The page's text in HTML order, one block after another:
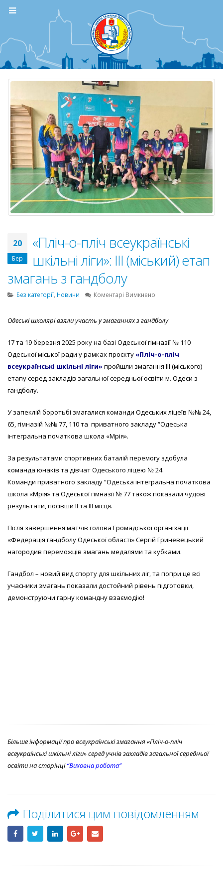
20
Бер
«Пліч-о-пліч всеукраїнські
шкільні ліги»: ІІІ (міський) етап
змагань з гандболу
Без категорії, Новини Коментарі Вимкнено
пліч
шкільні
ліги»:
ІІІ
гандболу
Одеські школярі взяли участь у змаганнях згандболу
17 та 19 березня 2025 року на базі Одеської гімназії № 110
Одеської міської ради у рамках проєкту «Пліч-о-пліч
всеукраїнські шкільні ліги» пройшли змагання IIІ (міського)
етапу серед закладів загальної середньої освіти м. Одеси з
гандболу.
У запеклій боротьбі змагалися команди Одеських ліцеїв №№ 24,
65, гімназій №№ 77, 110 та приватного закладу “Одеська
інтегральна початкова школа «Мрія».
За результатами спортивних баталій перемогу здобула
команда юнаків та дівчат Одеського ліцею № 24.
Команди приватного закладу “Одеська інтегральна початкова
школа «Мрія» та Одеської гімназії № 77 також показали чудові
результати, посівши II та III місця.
Після завершення матчів голова Громадської організації
«Федерація гандболу Одеської області» Сергій Гриневецький
нагородив переможців змагань медалями та кубками.
Гандбол – новий вид спорту для шкільних ліг, та попри це всі
учасники змагань показали достойний рівень підготовки,
демонструючи гарну командну взаємодію!
Більше інформації про всеукраїнські змагання «Пліч-о-пліч
всеукраїнські шкільні ліги» серед учнів закладів загальної середньої
освіти на сторінці“Виховна робота”
Поділитися цим повідомленням